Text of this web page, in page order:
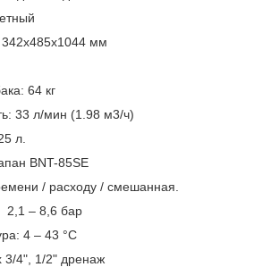
мм
64 кг
33 л/мин (1.98 м3/ч)
л.
BNT-85SE
/ расходу / смешанная.
2,1 – 8,6 бар
4 – 43 °C
3/4", 1/2" дренаж